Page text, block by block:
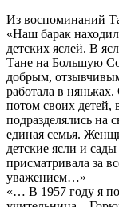
Из воспоминаний
«Наш барак
детских яслей. В
Тане на Большую
добрым,
работала в
потом своих детей,
подразделялись на
единая семья.
детские ясли и
присматривала за
уважением…»
«… В 1957 году я